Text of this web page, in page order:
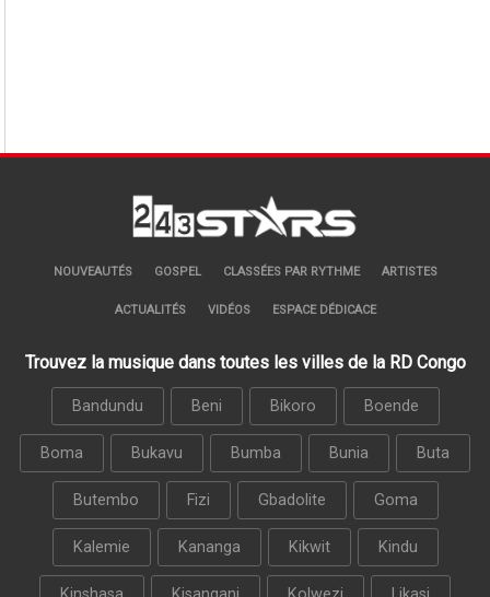
NOUVEAUTÉS GOSPEL CLASSÉES PAR RYTHME ARTISTES
ACTUALITÉS VIDÉOS ESPACE DÉDICACE
Trouvez la musique dans toutes les villes de la RD Congo
Bandundu Beni Bikoro Boende
Boma Bukavu Bumba Bunia Buta
Butembo Fizi Gbadolite Goma
Kalemie Kananga Kikwit Kindu